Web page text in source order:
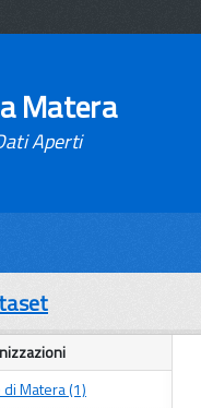
Matera
Aperti
di Matera (1)